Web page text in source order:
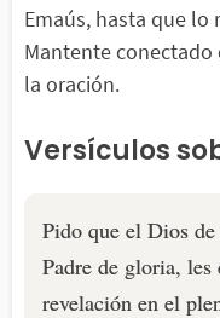
Emaús, hasta que lo
Mantente conectado
la oración.
Versículos
Pido que el Dios
Padre de gloria,
revelación en el